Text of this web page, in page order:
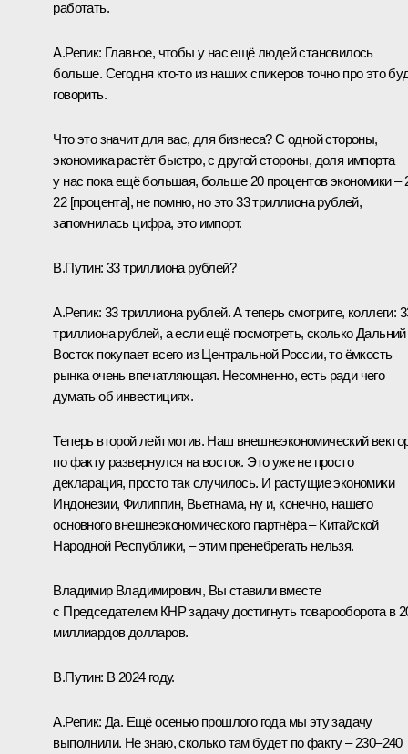
работать.
А.Репик: Главное, чтобы у нас ещё людей становилось
больше. Сегодня кто-то из наших спикеров точно про это
говорить.
Что это значит для вас, для бизнеса? С одной стороны,
экономика растёт быстро, с другой стороны, доля импорта
у нас пока ещё большая, больше 20 процентов экономики –
22 [процента], не помню, но это 33 триллиона рублей,
запомнилась цифра, это импорт.
В.Путин: 33 триллиона рублей?
А.Репик: 33 триллиона рублей. А теперь смотрите, коллеги:
триллиона рублей, а если ещё посмотреть, сколько Дальний
Восток покупает всего из Центральной России, то ёмкость
рынка очень впечатляющая. Несомненно, есть ради чего
думать об инвестициях.
Теперь второй лейтмотив. Наш внешнеэкономический
по факту развернулся на восток. Это уже не просто
декларация, просто так случилось. И растущие экономики
Индонезии, Филиппин, Вьетнама, ну и, конечно, нашего
основного внешнеэкономического партнёра – Китайской
Народной Республики, – этим пренебрегать нельзя.
Владимир Владимирович, Вы ставили вместе
с Председателем КНР задачу достигнуть товарооборота в
миллиардов долларов.
В.Путин: В 2024 году.
А.Репик: Да. Ещё осенью прошлого года мы эту задачу
выполнили. Не знаю, сколько там будет по факту – 230–240